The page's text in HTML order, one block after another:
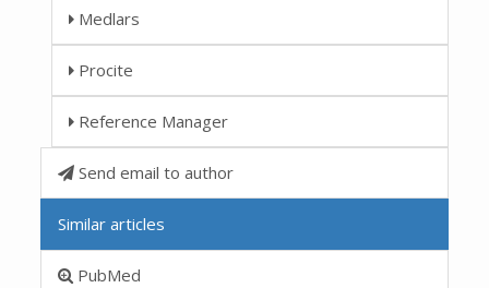
Medlars
Procite
Reference Manager
Send email to author
Similar articles
PubMed